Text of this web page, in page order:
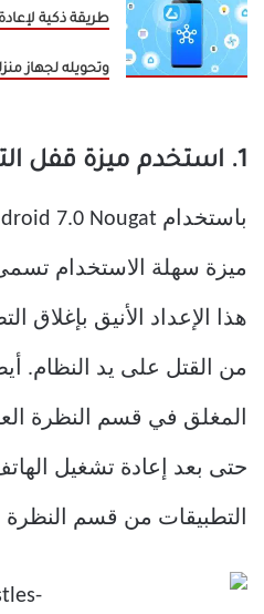
وتحويله لجهاز
1. استخدم ميزة قفل التطبيقات
ميزة سهلة الاستخدام
هذا الإعداد الأنيق بإغلاق
من القتل على يد النظام.
حتى بعد إعادة تشغيل
التطبيقات من قسم النظرة